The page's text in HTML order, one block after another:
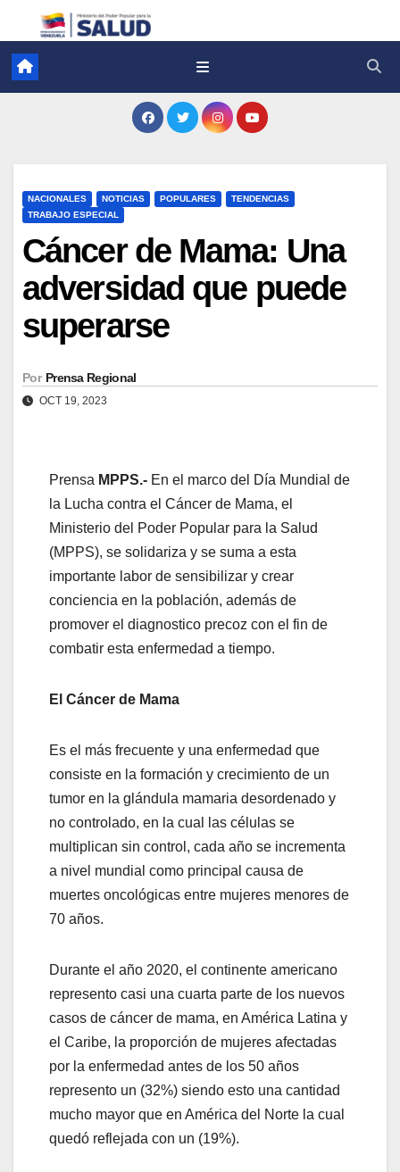
NACIONALES NOTICIAS POPULARES
TENDENCIAS
TRABAJO ESPECIAL
Cáncer de Mama: Una
adversidad que puede
superarse
Por Prensa Regional
OCT 19, 2023
Prensa MPPS.- En el marco del Día Mundial de
la Lucha contra el Cáncer de Mama, el
Ministerio del Poder Popular para la Salud
(MPPS), se solidariza y se suma a esta
importante labor de sensibilizar y crear
conciencia en la población, además de
promover el diagnostico precoz con el fin de
combatir esta enfermedad a tiempo.
El Cáncer de Mama
Es el más frecuente y una enfermedad que
consiste en la formación y crecimiento de un
tumor en la glándula mamaria desordenado y
no controlado, en la cual las células se
multiplican sin control, cada año se incrementa
a nivel mundial como principal causa de
muertes oncológicas entre mujeres menores de
70 años.
Durante el año 2020, el continente americano
represento casi una cuarta parte de los nuevos
casos de cáncer de mama, en América Latina y
el Caribe, la proporción de mujeres afectadas
por la enfermedad antes de los 50 años
represento un (32%) siendo esto una cantidad
mucho mayor que en América del Norte la cual
quedó reflejada con un (19%).